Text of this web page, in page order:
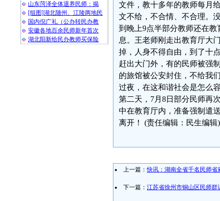
山东菏泽全体退养民师：揭
[组图]湖北随州、江陵两地民
国内倪广礼（公办转民办教
安徽各地百余民师新年首次
湖北阳新给民办教师买保险
文件，教十多年的教师每月
文不给，不合情、不合理。
到晚上9点半部分教师还在
息。王老师刚走出教育厅大
掉，人身不得自由，到了十
赶出大门外，有的民师被强
的旅馆被公安封住，不给我
过夜，在这和谐社会是怎么
第二天，7月8日部分民师再
中在教育厅内，准备强制遣
离开！ (责任编辑：民生编辑)
上一篇：快讯：湖南全省千名民师省
下一篇： 江苏省徐州市铜山区民师群